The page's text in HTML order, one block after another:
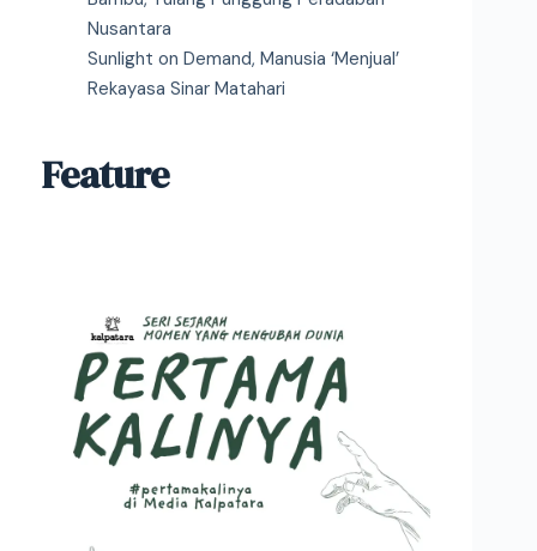
Nusantara
Sunlight on Demand, Manusia ‘Menjual’
Rekayasa Sinar Matahari
Feature